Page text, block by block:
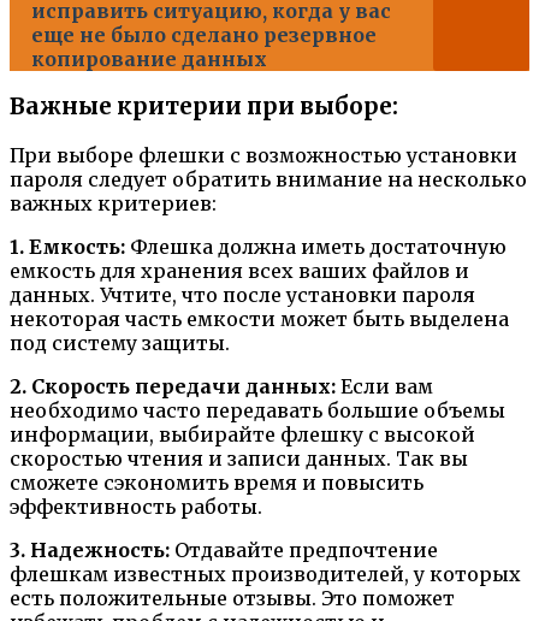
исправить ситуацию, когда у вас
еще не было сделано резервное
копирование данных
Важные критерии при выборе:
При выборе флешки с возможностью установки
пароля следует обратить внимание на несколько
важных критериев:
1. Емкость: Флешка должна иметь достаточную
емкость для хранения всех ваших файлов и
данных. Учтите, что после установки пароля
некоторая часть емкости может быть выделена
под систему защиты.
2. Скорость передачи данных: Если вам
необходимо часто передавать большие объемы
информации, выбирайте флешку с высокой
скоростью чтения и записи данных. Так вы
сможете сэкономить время и повысить
эффективность работы.
3. Надежность: Отдавайте предпочтение
флешкам известных производителей, у которых
есть положительные отзывы. Это поможет